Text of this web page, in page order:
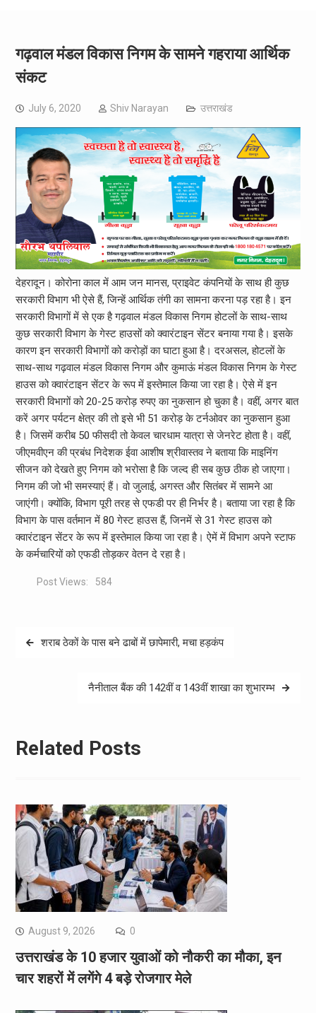
गढ़वाल मंडल विकास निगम के सामने गहराया आर्थिक
संकट
July 6, 2020 Shiv Narayan उत्तराखंड
देहरादून। कोरोना काल में आम जन मानस, प्राइवेट कंपनियों के साथ ही कुछ
सरकारी विभाग भी ऐसे हैं, जिन्हें आर्थिक तंगी का सामना करना पड़ रहा है। इन
सरकारी विभागों में से एक है गढ़वाल मंडल विकास निगम होटलों के साथ-साथ
कुछ सरकारी विभाग के गेस्ट हाउसों को क्वारंटाइन सेंटर बनाया गया है। इसके
कारण इन सरकारी विभागों को करोड़ों का घाटा हुआ है। दरअसल, होटलों के
साथ-साथ गढ़वाल मंडल विकास निगम और कुमाऊं मंडल विकास निगम के गेस्ट
हाउस को क्वारंटाइन सेंटर के रूप में इस्तेमाल किया जा रहा है। ऐसे में इन
सरकारी विभागों को 20-25 करोड़ रुपए का नुकसान हो चुका है। वहीं, अगर बात
करें अगर पर्यटन क्षेत्र की तो इसे भी 51 करोड़ के टर्नओवर का नुकसान हुआ
है। जिसमें करीब 50 फीसदी तो केवल चारधाम यात्रा से जेनरेट होता है। वहीं,
जीएमवीएन की प्रबंध निदेशक ईवा आशीष श्रीवास्तव ने बताया कि माइनिंग
सीजन को देखते हुए निगम को भरोसा है कि जल्द ही सब कुछ ठीक हो जाएगा।
निगम की जो भी समस्याएं हैं। वो जुलाई, अगस्त और सितंबर में सामने आ
जाएंगी। क्योंकि, विभाग पूरी तरह से एफडी पर ही निर्भर है। बताया जा रहा है कि
विभाग के पास वर्तमान में 80 गेस्ट हाउस हैं, जिनमें से 31 गेस्ट हाउस को
क्वारंटाइन सेंटर के रूप में इस्तेमाल किया जा रहा है। ऐमें में विभाग अपने स्टाफ
के कर्मचारियों को एफडी तोड़कर वेतन दे रहा है।
Post Views: 584
Postशराब ठेकों के पास बने ढाबों में छापेमारी, मचा हड़कंप
नैनीताल बैंक की 142वीं व 143वीं शाखा का शुभारम्भ
Related Posts
August 9, 2026 0
उत्तराखंड के 10 हजार युवाओं को नौकरी का मौका, इन
चार शहरों में लगेंगे 4 बड़े रोजगार मेले